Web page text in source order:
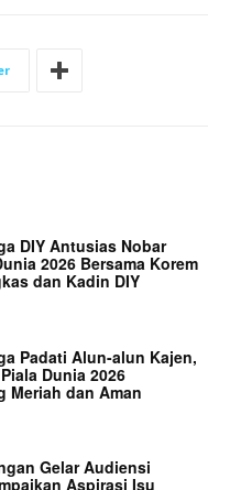
DIY Antusias Nobar
2026 Bersama Korem
dan Kadin DIY
Padati Alun-alun Kajen,
Dunia 2026
Meriah dan Aman
Gelar Audiensi
Aspirasi Isu